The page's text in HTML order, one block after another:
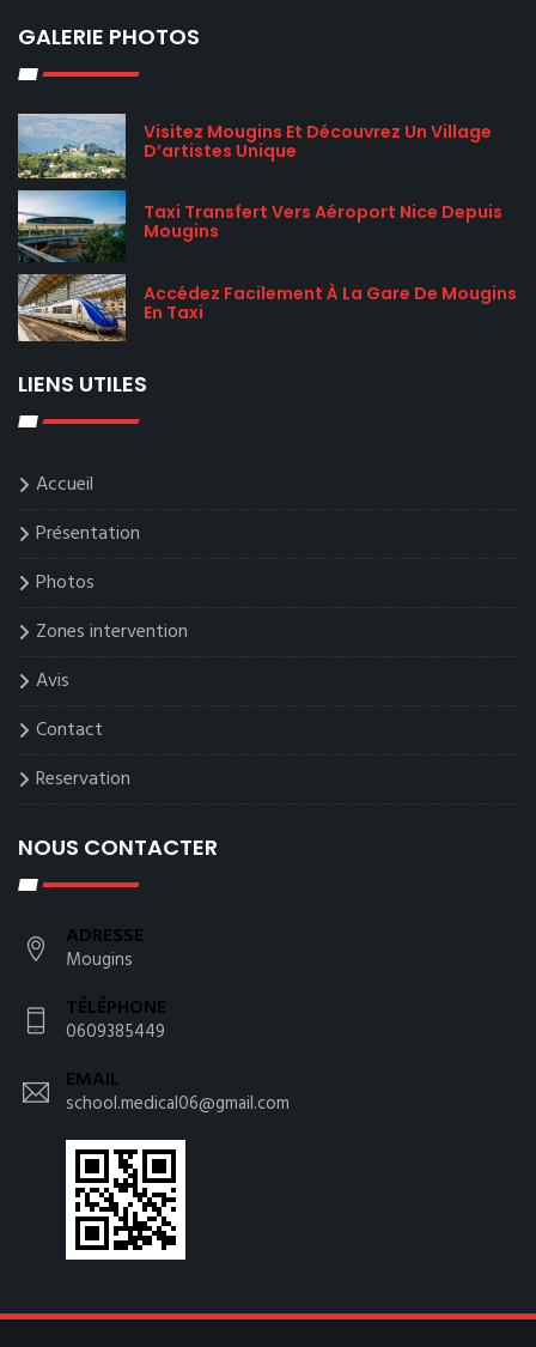
GALERIE PHOTOS
Visitez Mougins Et Découvrez Un Village
D’artistes Unique
Taxi Transfert Vers Aéroport Nice Depuis
Mougins
Accédez Facilement À La Gare De Mougins
En Taxi
LIENS UTILES
Accueil
Présentation
Photos
Zones intervention
Avis
Contact
Reservation
NOUS CONTACTER
ADRESSE
Mougins
TÉLÉPHONE
0609385449
EMAIL
school.medical06@gmail.com